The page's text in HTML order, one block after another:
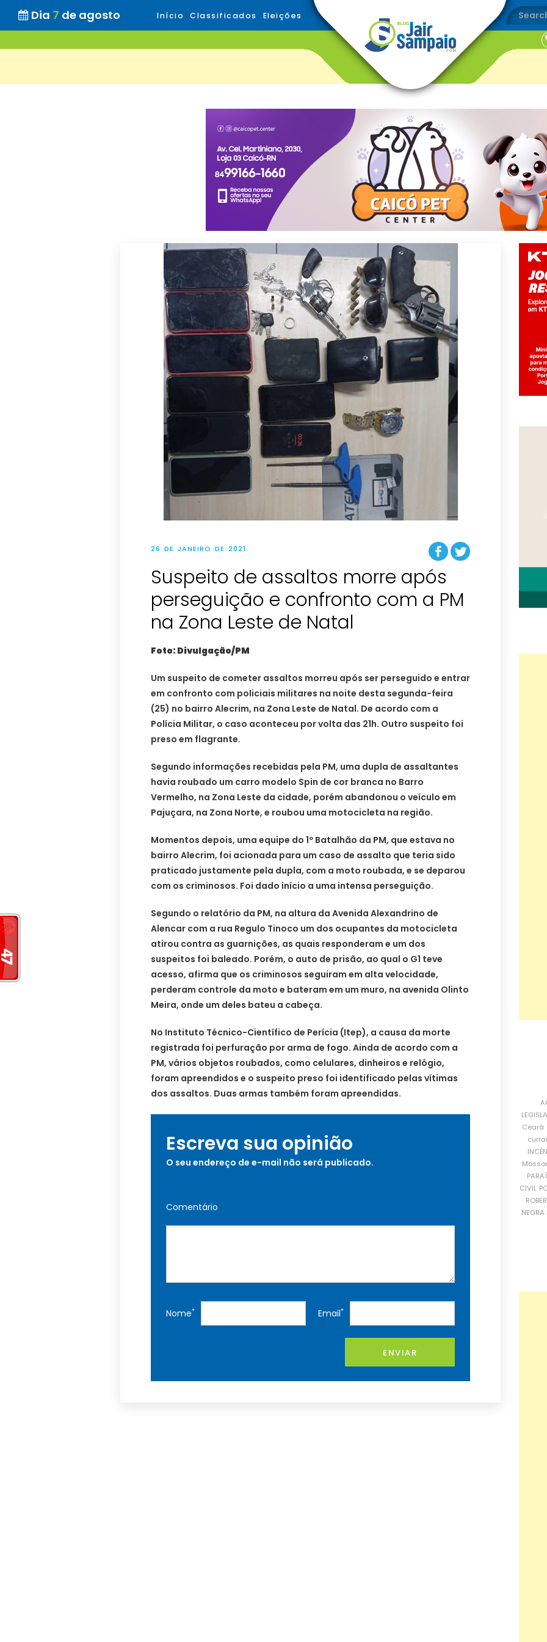
Dia 7 de agosto Início Classificados Eleições
26 DE JANEIRO DE 2021
Suspeito de assaltos morre após
perseguição e confronto com a PM
na Zona Leste de Natal
Foto: Divulgação/PM
Um suspeito de cometer assaltos morreu após ser perseguido e entrar
em confronto com policiais militares na noite desta segunda-feira
(25) no bairro Alecrim, na Zona Leste de Natal. De acordo com a
Polícia Militar, o caso aconteceu por volta das 21h. Outro suspeito foi
preso em flagrante.
Segundo informações recebidas pela PM, uma dupla de assaltantes
havia roubado um carro modelo Spin de cor branca no Barro
Vermelho, na Zona Leste da cidade, porém abandonou o veículo em
Pajuçara, na Zona Norte, e roubou uma motocicleta na região.
Momentos depois, uma equipe do 1º Batalhão da PM, que estava no
bairro Alecrim, foi acionada para um caso de assalto que teria sido
praticado justamente pela dupla, com a moto roubada, e se deparou
com os criminosos. Foi dado início a uma intensa perseguição.
Segundo o relatório da PM, na altura da Avenida Alexandrino de
Alencar com a rua Regulo Tinoco um dos ocupantes da motocicleta
atirou contra as guarnições, as quais responderam e um dos
suspeitos foi baleado. Porém, o auto de prisão, ao qual o G1 teve
acesso, afirma que os criminosos seguiram em alta velocidade,
perderam controle da moto e bateram em um muro, na avenida Olinto
Meira, onde um deles bateu a cabeça.
No Instituto Técnico-Científico de Perícia (Itep), a causa da morte
registrada foi perfuração por arma de fogo. Ainda de acordo com a
PM, vários objetos roubados, como celulares, dinheiros e relógio,
foram apreendidos e o suspeito preso foi identificado pelas vítimas
dos assaltos. Duas armas também foram apreendidas.
Escreva sua opinião
O seu endereço de e-mail não será publicado.
Comentário
Nome* Email*
ENVIAR
Ceará
CIVIL
NEGRA